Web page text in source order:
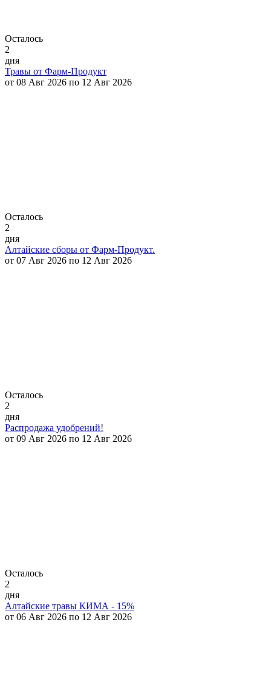
Осталось
2
дня
Травы от Фарм-Продукт
от 08 Авг 2026 по 12 Авг 2026
Осталось
2
дня
Алтайские сборы от Фарм-Продукт.
от 07 Авг 2026 по 12 Авг 2026
Осталось
2
дня
Распродажа удобрений!
от 09 Авг 2026 по 12 Авг 2026
Осталось
2
дня
Алтайские травы КИМА - 15%
от 06 Авг 2026 по 12 Авг 2026